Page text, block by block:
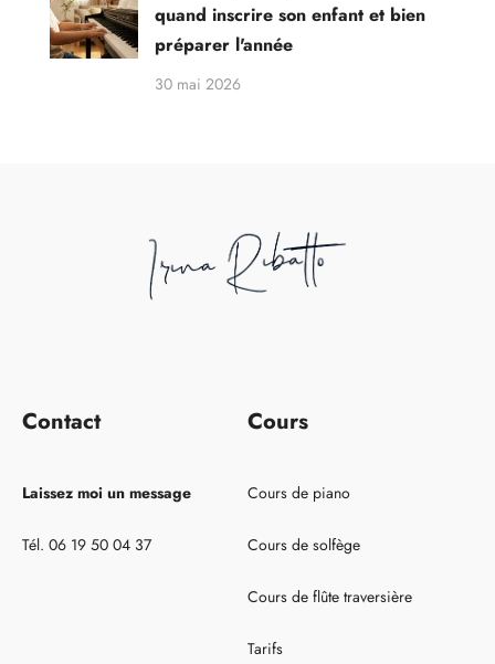
quand inscrire son enfant et bien
préparer l'année
30 mai 2026
Contact
Laissez moi un message
Tél. 06 19 50 04 37
Cours
Cours de piano
Cours de solfège
Cours de flûte traversière
Tarifs